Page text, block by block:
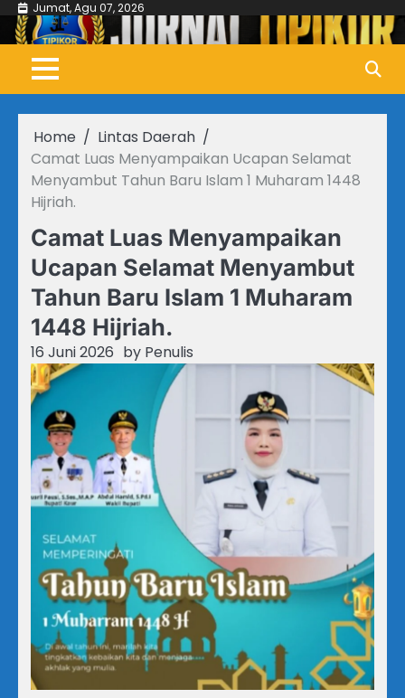
Skip
content
Jumat, Agu 07, 2026
Home
Lintas Daerah
Camat Luas Menyampaikan Ucapan Selamat
Menyambut Tahun Baru Islam 1 Muharam 1448
Hijriah.
Camat Luas Menyampaikan
Ucapan Selamat Menyambut
Tahun Baru Islam 1 Muharam
1448 Hijriah.
16 Juni 2026 by Penulis